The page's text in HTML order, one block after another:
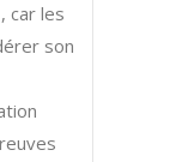
, car les
son